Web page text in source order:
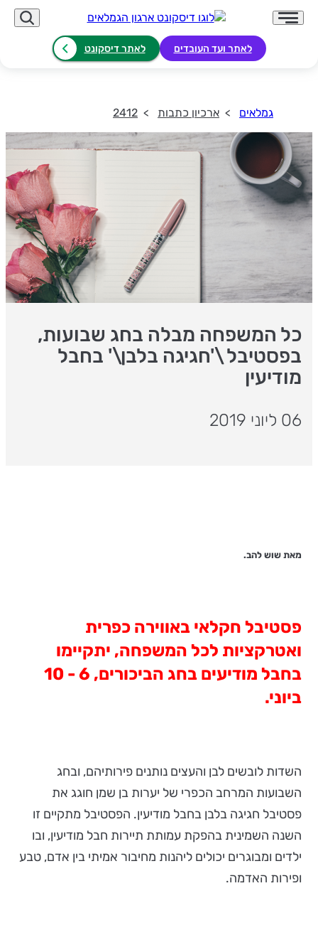
לאתר ועד העובדים לאתר דיסקונט
גמלאים ארכיון כתבות 2412
כל המשפחה מבלה בחג שבועות,
בפסטיבל \'חגיגה בלבן\' בחבל
מודיעין
06 ליוני 2019
מאת שוש להב.
פסטיבל חקלאי באווירה כפרית
ואטרקציות לכל המשפחה, יתקיימו
בחבל מודיעים בחג הביכורים, 6 - 10
ביוני.
השדות לובשים לבן והעצים נותנים פירותיהם, ובחג
השבועות המרחב הכפרי של יערות בן שמן חוגג את
פסטיבל חגיגה בלבן בחבל מודיעין. הפסטיבל מתקיים זו
השנה השמינית בהפקת עמותת תיירות חבל מודיעין, ובו
ילדים ומבוגרים יכולים ליהנות מחיבור אמיתי בין אדם, טבע
ופירות האדמה.